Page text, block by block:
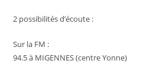
2 possibilités d’écoute :
Sur la FM :
94.5 à MIGENNES (centre Yonne)